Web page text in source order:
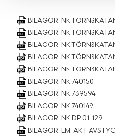
BILAGOR.
BILAGOR.
BILAGOR.
BILAGOR.
BILAGOR.
BILAGOR. NK.740150
BILAGOR. NK.739594
BILAGOR. NK.740149
BILAGOR. NK.DP 01-129
BILAGOR. LM. AKT